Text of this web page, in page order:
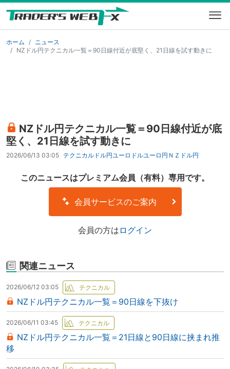
ホーム
ニュース
NZドル円テクニカル一覧＝90日線付近が底堅く、21日線を試す動きに
NZドル円テクニカル一覧＝90日線付近が底
堅く、21日線を試す動きに
2026/06/13 03:05 テクニカル ドル円ユーロドルユーロ円 ＮＺドル円
このニュースはプレミアム会員（有料）専用です。
会員サービスのご案内
会員の方は ログイン
関連ニュース
2026/06/12 03:05
NZドル円テクニカル一覧＝90日線を下抜け
2026/06/11 03:45
NZドル円テクニカル一覧＝21日線と90日線に挟まれ推
移